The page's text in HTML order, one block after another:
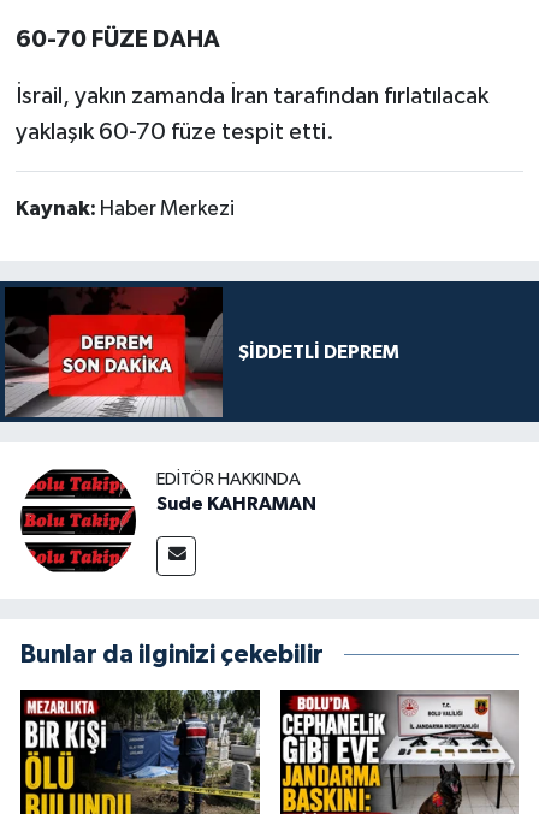
60-70 FÜZE DAHA
İsrail, yakın zamanda İran tarafından fırlatılacak
yaklaşık 60-70 füze tespit etti.
Kaynak: Haber Merkezi
ŞİDDETLİ DEPREM
EDITÖR HAKKINDA
Sude KAHRAMAN
Bunlar da ilginizi çekebilir